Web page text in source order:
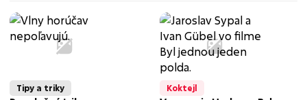
Tipy a triky Koktejl